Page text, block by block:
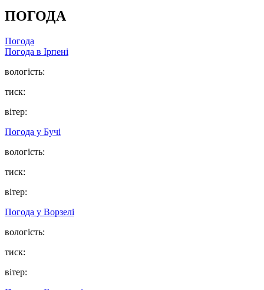
ПОГОДА
Погода
Погода в Ірпені
вологість:
тиск:
вітер:
Погода у Бучі
вологість:
тиск:
вітер:
Погода у Ворзелі
вологість:
тиск:
вітер: